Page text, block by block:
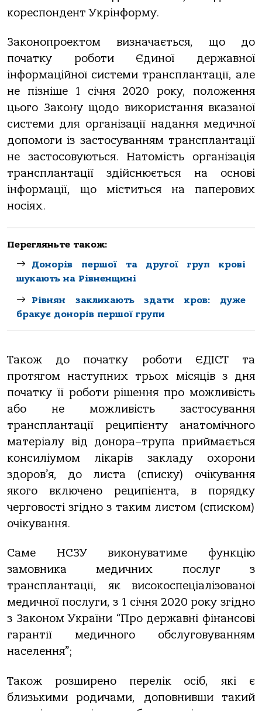
кореспондент Укрінформу.
Законопроектом визначається, що до
початку роботи Єдиної державної
інформаційної системи трансплантації, але
не пізніше 1 січня 2020 року, положення
цього Закону щодо використання вказаної
системи для організації надання медичної
допомоги із застосуванням трансплантації
не застосовуються. Натомість організація
трансплантації здійснюється на основі
інформації, що міститься на паперових
носіях.
Перегляньте також:
Донорів першої та другої груп крові
шукають на Рівненщині
Рівнян закликають здати кров: дуже
бракує донорів першої групи
Також до початку роботи ЄДІСТ та
протягом наступних трьох місяців з дня
початку її роботи рішення про можливість
або не можливість застосування
трансплантації реципієнту анатомічного
матеріалу від донора–трупа приймається
консиліумом лікарів закладу охорони
здоров’я, до листа (списку) очікування
якого включено реципієнта, в порядку
черговості згідно з таким листом (списком)
очікування.
Саме НСЗУ виконуватиме функцію
замовника медичних послуг з
трансплантації, як високоспеціалізованої
медичної послуги, з 1 січня 2020 року згідно
з Законом України “Про державні фінансові
гарантії медичного обслуговуванням
населення”;
Також розширено перелік осіб, які є
близькими родичами, доповнивши такий